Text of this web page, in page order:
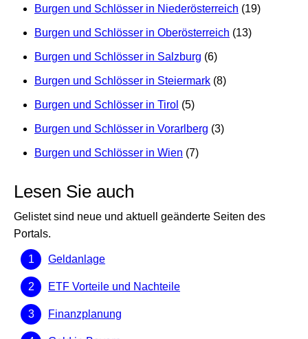
Burgen und Schlösser in Niederösterreich (19)
Burgen und Schlösser in Oberösterreich (13)
Burgen und Schlösser in Salzburg (6)
Burgen und Schlösser in Steiermark (8)
Burgen und Schlösser in Tirol (5)
Burgen und Schlösser in Vorarlberg (3)
Burgen und Schlösser in Wien (7)
Lesen Sie auch
Gelistet sind neue und aktuell geänderte Seiten des
Portals.
Geldanlage
ETF Vorteile und Nachteile
Finanzplanung